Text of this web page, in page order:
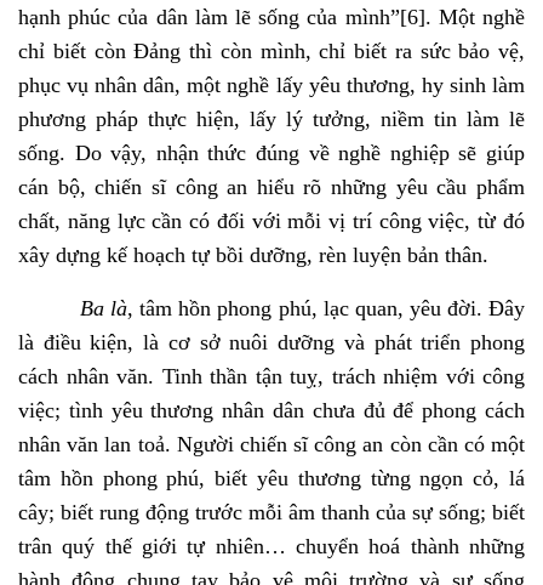
hạnh phúc của dân làm lẽ sống của mình”[6]. Một nghề
chỉ biết còn Đảng thì còn mình, chỉ biết ra sức bảo vệ,
phục vụ nhân dân, một nghề lấy yêu thương, hy sinh làm
phương pháp thực hiện, lấy lý tưởng, niềm tin làm lẽ
sống. Do vậy, nhận thức đúng về nghề nghiệp sẽ giúp
cán bộ, chiến sĩ công an hiểu rõ những yêu cầu phẩm
chất, năng lực cần có đối với mỗi vị trí công việc, từ đó
xây dựng kế hoạch tự bồi dưỡng, rèn luyện bản thân.
Ba là, tâm hồn phong phú, lạc quan, yêu đời. Đây
là điều kiện, là cơ sở nuôi dưỡng và phát triển phong
cách nhân văn. Tinh thần tận tuỵ, trách nhiệm với công
việc; tình yêu thương nhân dân chưa đủ để phong cách
nhân văn lan toả. Người chiến sĩ công an còn cần có một
tâm hồn phong phú, biết yêu thương từng ngọn cỏ, lá
cây; biết rung động trước mỗi âm thanh của sự sống; biết
trân quý thế giới tự nhiên… chuyển hoá thành những
hành động chung tay bảo vệ môi trường và sự sống